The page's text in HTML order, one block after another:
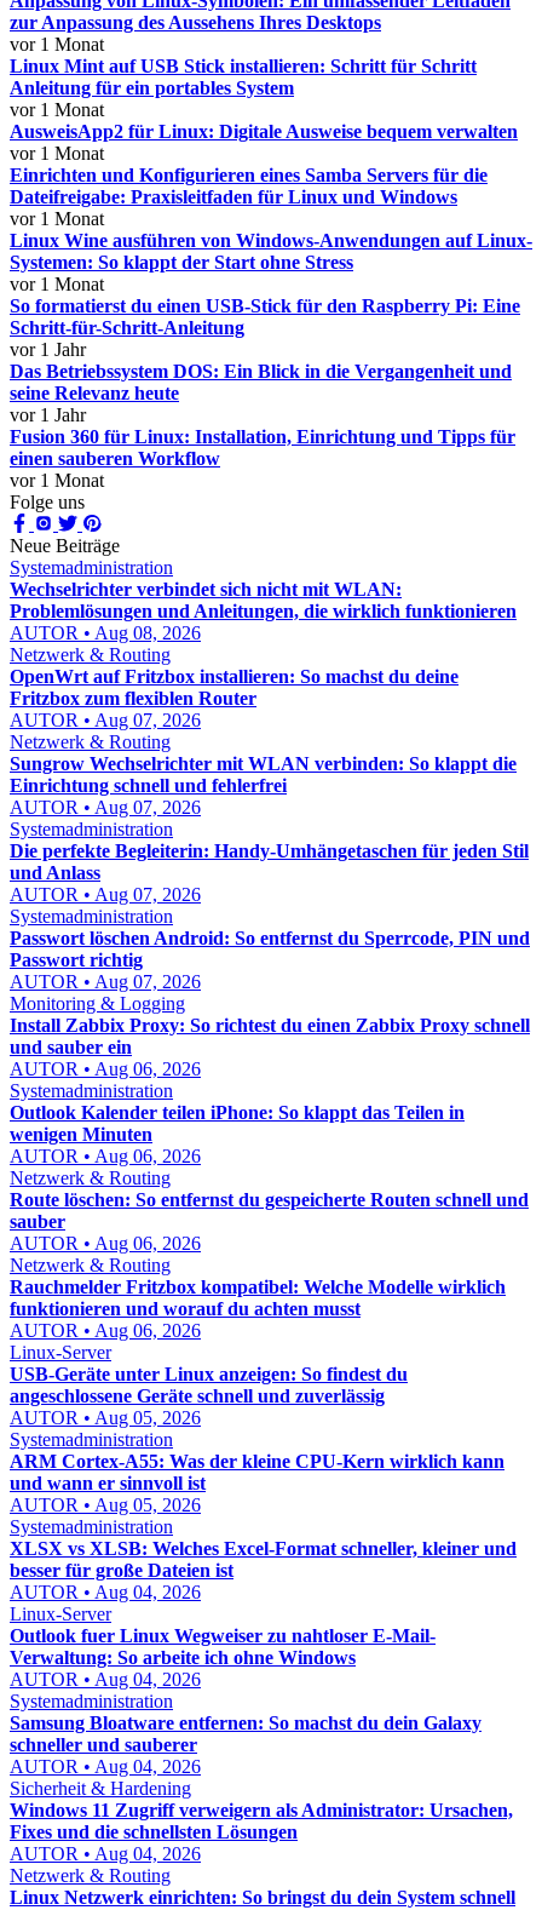
zur Anpassung des Aussehens Ihres Desktops
vor 1 Monat
Linux Mint auf USB Stick installieren: Schritt für Schritt
Anleitung für ein portables System
vor 1 Monat
AusweisApp2 für Linux: Digitale Ausweise bequem verwalten
vor 1 Monat
Einrichten und Konfigurieren eines Samba Servers für die
Dateifreigabe: Praxisleitfaden für Linux und Windows
vor 1 Monat
Linux Wine ausführen von Windows-Anwendungen auf Linux-
Systemen: So klappt der Start ohne Stress
vor 1 Monat
So formatierst du einen USB-Stick für den Raspberry Pi: Eine
Schritt-für-Schritt-Anleitung
vor 1 Jahr
Das Betriebssystem DOS: Ein Blick in die Vergangenheit und
seine Relevanz heute
vor 1 Jahr
Fusion 360 für Linux: Installation, Einrichtung und Tipps für
einen sauberen Workflow
vor 1 Monat
Folge uns
Neue Beiträge
Systemadministration
Wechselrichter verbindet sich nicht mit WLAN:
Problemlösungen und Anleitungen, die wirklich funktionieren
AUTOR • Aug 08, 2026
Netzwerk & Routing
OpenWrt auf Fritzbox installieren: So machst du deine
Fritzbox zum flexiblen Router
AUTOR • Aug 07, 2026
Netzwerk & Routing
Sungrow Wechselrichter mit WLAN verbinden: So klappt die
Einrichtung schnell und fehlerfrei
AUTOR • Aug 07, 2026
Systemadministration
Die perfekte Begleiterin: Handy-Umhängetaschen für jeden Stil
und Anlass
AUTOR • Aug 07, 2026
Systemadministration
Passwort löschen Android: So entfernst du Sperrcode, PIN und
Passwort richtig
AUTOR • Aug 07, 2026
Monitoring & Logging
Install Zabbix Proxy: So richtest du einen Zabbix Proxy schnell
und sauber ein
AUTOR • Aug 06, 2026
Systemadministration
Outlook Kalender teilen iPhone: So klappt das Teilen in
wenigen Minuten
AUTOR • Aug 06, 2026
Netzwerk & Routing
Route löschen: So entfernst du gespeicherte Routen schnell und
sauber
AUTOR • Aug 06, 2026
Netzwerk & Routing
Rauchmelder Fritzbox kompatibel: Welche Modelle wirklich
funktionieren und worauf du achten musst
AUTOR • Aug 06, 2026
Linux-Server
USB-Geräte unter Linux anzeigen: So findest du
angeschlossene Geräte schnell und zuverlässig
AUTOR • Aug 05, 2026
Systemadministration
ARM Cortex-A55: Was der kleine CPU-Kern wirklich kann
und wann er sinnvoll ist
AUTOR • Aug 05, 2026
Systemadministration
XLSX vs XLSB: Welches Excel-Format schneller, kleiner und
besser für große Dateien ist
AUTOR • Aug 04, 2026
Linux-Server
Outlook fuer Linux Wegweiser zu nahtloser E-Mail-
Verwaltung: So arbeite ich ohne Windows
AUTOR • Aug 04, 2026
Systemadministration
Samsung Bloatware entfernen: So machst du dein Galaxy
schneller und sauberer
AUTOR • Aug 04, 2026
Sicherheit & Hardening
Windows 11 Zugriff verweigern als Administrator: Ursachen,
Fixes und die schnellsten Lösungen
AUTOR • Aug 04, 2026
Netzwerk & Routing
Linux Netzwerk einrichten: So bringst du dein System schnell